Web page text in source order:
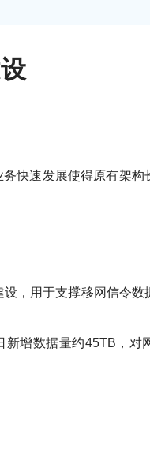
快速发展使得原有架构
，用于支撑移网信令数
增数据量约45TB，对